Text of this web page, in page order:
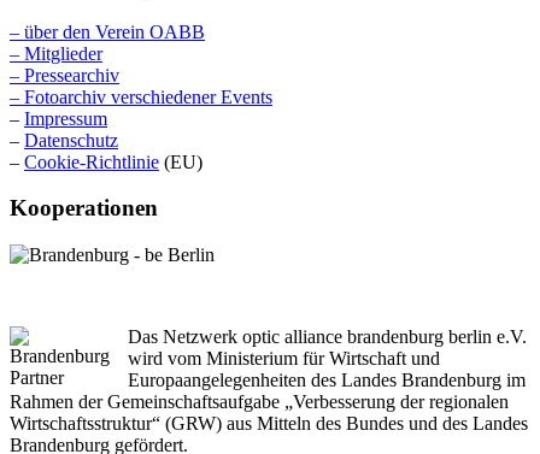
– über den Verein OABB
– Mitglieder
– Pressearchiv
– Fotoarchiv verschiedener Events
– Impressum
– Datenschutz
– Cookie-Richtlinie (EU)
Kooperationen
Das Netzwerk optic alliance brandenburg berlin e.V.
wird vom Ministerium für Wirtschaft und
Europaangelegenheiten des Landes Brandenburg im
Rahmen der Gemeinschaftsaufgabe „Verbesserung der regionalen
Wirtschaftsstruktur“ (GRW) aus Mitteln des Bundes und des Landes
Brandenburg gefördert.